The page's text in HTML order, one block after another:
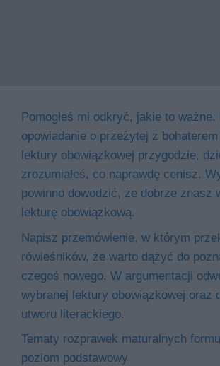
Pomogłeś mi odkryć, jakie to ważne.
opowiadanie o przeżytej z
lektury obowiązkowej przygodzie,
zrozumiałeś, co naprawdę cenisz.
powinno dowodzić, że dobrze znasz
lekturę obowiązkową.
Napisz przemówienie, w którym
rówieśników, że warto dążyć do
czegoś nowego. W argumentacji
wybranej lektury obowiązkowej oraz
utworu literackiego.
Tematy rozprawek maturalnych
poziom podstawowy